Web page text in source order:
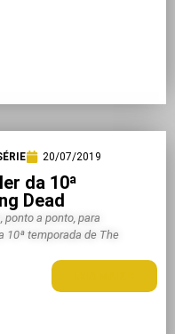
20/07/2019
da 10ª
Dead
a ponto, para
10ª temporada de The